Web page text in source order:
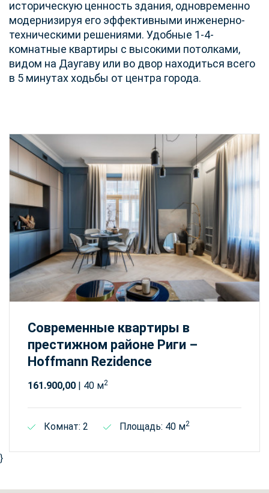
историческую ценность здания, одновременно
модернизируя его эффективными инженерно-
техническими решениями. Удобные 1-4-
комнатные квартиры с высокими потолками,
видом на Даугаву или во двор находиться всего
в 5 минутах ходьбы от центра города.
Современные квартиры в
престижном районе Риги –
Hoffmann Rezidence
161.900,00 | 40 м2
Комнат: 2 Площадь: 40 м2
}